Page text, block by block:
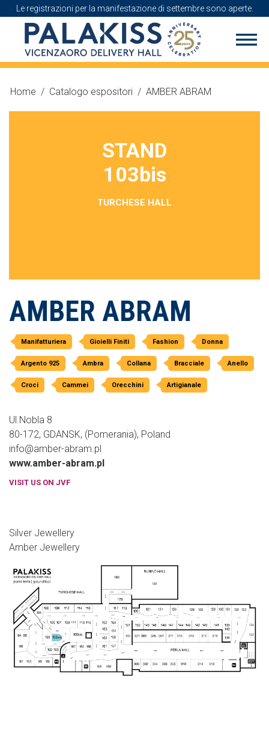
Le registrazioni per la manifestazione di settembre sono aperte.
Home / Catalogo espositori / AMBER ABRAM
STAND
103bis
TURCHESE HALL
AMBER ABRAM
Manifatturiera Gioielli Finiti Fashion Donna
Argento 925 Ambra Collana Bracciale Anello
Croci Cammei Orecchini Artigianale
Ul.Nobla 8
80-172, GDANSK, (Pomerania), Poland
info@amber-abram.pl
www.amber-abram.pl
VISIT US ON JVF
Silver Jewellery
Amber Jewellery